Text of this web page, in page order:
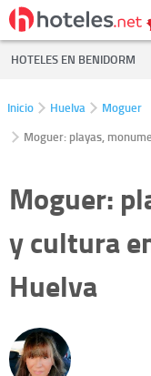
HOTELES EN BENIDORM
Inicio Huelva
Moguer
Moguer: playas,
Moguer:
y cultura
Huelva